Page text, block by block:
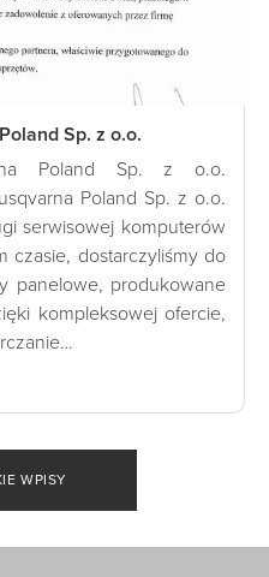
Sp. z o.o.
Poland Sp. z o.o.
Poland Sp. z o.o.
serwisowej komputerów
czasie, dostarczyliśmy do
panelowe, produkowane
kompleksowej ofercie,
WPISY